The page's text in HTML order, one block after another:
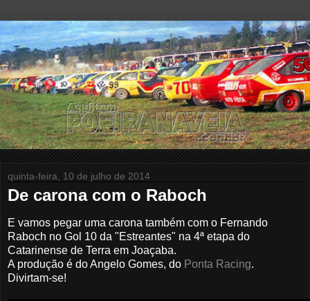
quinta-feira, 10 de julho de 2014
De carona com o Raboch
E vamos pegar uma carona também com o Fernando
Raboch no Gol 10 da "Estreantes" na 4ª etapa do
Catarinense de Terra em Joaçaba.
A produção é do Angelo Gomes, do Ponta Racing.
Divirtam-se!